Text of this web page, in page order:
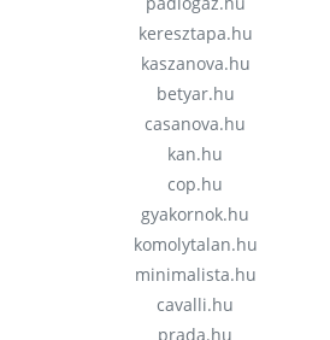
keresztapa.hu
kaszanova.hu
betyar.hu
casanova.hu
kan.hu
cop.hu
gyakornok.hu
komolytalan.hu
minimalista.hu
cavalli.hu
prada.hu